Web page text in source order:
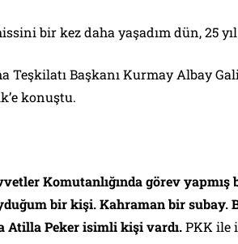
bir kez daha yaşadım dün, 25
Teşkilatı Başkanı Kurmay Albay
konuştu.
Komutanlığında görev yapmış
bir kişi. Kahraman bir subay.
Atilla Peker isimli kişi vardı.PKK ile